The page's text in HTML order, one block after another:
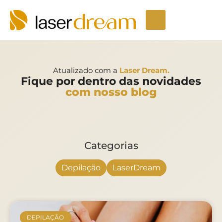
Atualizado com a Laser Dream.
Fique por dentro das novidades
com nosso blog
Categorias
Depilação LaserDream
DEPILAÇÃO